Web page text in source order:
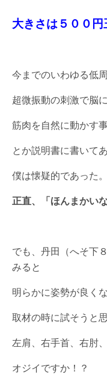
大きさは５００円
今までのいわゆる低
超微振動の刺激で脳に
筋肉を自然に動かす
とか説明書に書いて
僕は懐疑的であった。
正直、「ほんまかい
でも、丹田（へそ下
みると
明らかに姿勢が良く
取材の時に試そうと思
左肩、右手首、右肘
オジイですか！？